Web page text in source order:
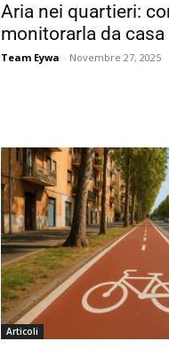
Aria nei quartieri:
monitorarla da casa
Team Eywa - Novembre 27, 2025
Articoli